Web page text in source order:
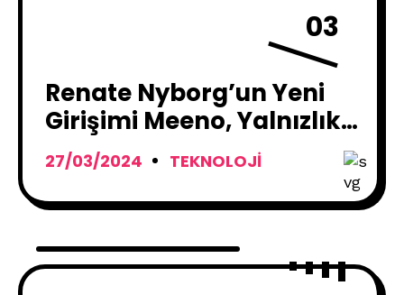
03
Renate Nyborg’un Yeni
Girişimi Meeno, Yalnızlık
Sorununa Dijital Çözüm
Sunuyor
27/03/2024 TEKNOLOJI